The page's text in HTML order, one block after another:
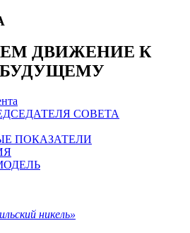
ДВИЖЕНИЕ К
БУДУЩЕМУ
СОВЕТА
ПОКАЗАТЕЛИ
никель»